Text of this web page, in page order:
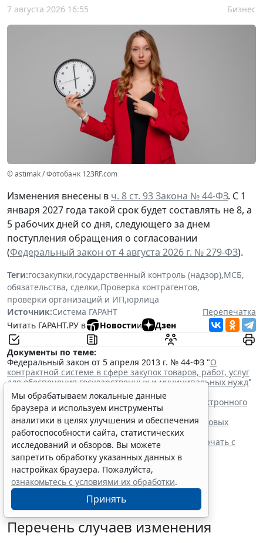
7 августа 2026 16:55 Бизнес
© astimak / Фотобанк 123RF.com
Изменения внесены в ч. 8 ст. 93 Закона № 44-ФЗ. С 1
января 2027 года такой срок будет составлять не 8, а
5 рабочих дней со дня, следующего за днем
поступления обращения о согласовании
(Федеральный закон от 4 августа 2026 г. № 279-ФЗ).
Теги:госзакупки,государственный контроль (надзор),МСБ,
обязательства, сделки,Проверка контрагентов,
проверки организаций и ИП,юрлица
Источник:Система ГАРАНТ
Перепечатка
Читать ГАРАНТ.РУ в
Новостии Дзен
Документы по теме:
Федеральный закон от 5 апреля 2013 г. № 44-ФЗ "О
контрактной системе в сфере закупок товаров, работ, услуг
для обеспечения государственных и муниципальных нужд"
Читайте также:
Процедуру заключения контракта по итогам электронного
запроса котировок уточнят
ФАС России рассказала об особенностях внеплановых
проверок заказчиков по 44-ФЗ
Контракты по однородным товарам можно заключать с
одним и тем же едпоставщиком
При оценке заявок нужно учитывать системы
налогообложения участников
Перечень случаев изменения
Мы обрабатываем локальные данные
браузера и используем инструменты
аналитики в целях улучшения и обеспечения
работоспособности сайта, статистических
исследований и обзоров. Вы можете
запретить обработку указанных данных в
настройках браузера. Пожалуйста,
ознакомьтесь с условиями их обработки.
Принять